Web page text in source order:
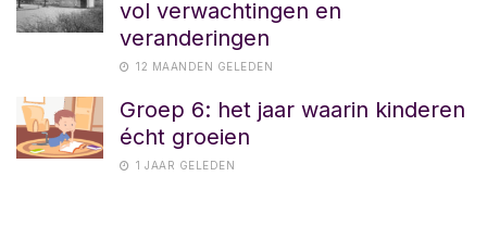
vol verwachtingen en
veranderingen
12 MAANDEN GELEDEN
Groep 6: het jaar waarin kinderen
écht groeien
1 JAAR GELEDEN